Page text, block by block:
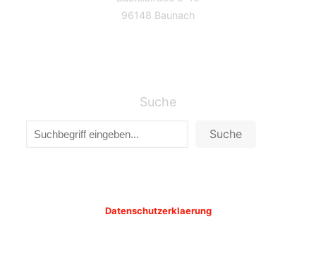
96148 Baunach
Suche
Suche
Datenschutzerklaerung